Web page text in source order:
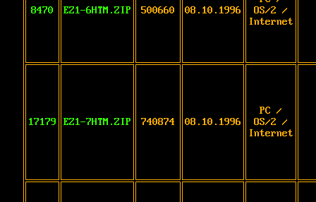
8470 EZ1-6HTM.ZIP 500660 08.10.1996
OS/2 /
Internet
17179 EZ1-7HTM.ZIP 740874 08.10.1996
PC /
OS/2 /
Internet